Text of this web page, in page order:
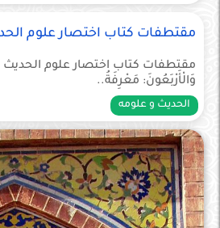
مقتطفات كتاب اختصار علوم
وَالْأَرْبَعُونَ‏:‏ مَعْرِفَةُ..
الحديث و علومه